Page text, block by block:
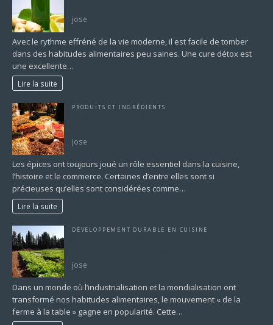
jose
Avec le rythme effréné de la vie moderne, il est facile de tomber
dans des habitudes alimentaires peu saines. Une cure détox est
une excellente…
Lire la suite
PRODUITS ET INGRÉDIENTS
jose
Les épices ont toujours joué un rôle essentiel dans la cuisine,
l’histoire et le commerce. Certaines d’entre elles sont si
précieuses qu’elles sont considérées comme…
Lire la suite
DÉVELOPPEMENT DURABLE EN CUISINE
jose
Dans un monde où l’industrialisation et la mondialisation ont
transformé nos habitudes alimentaires, le mouvement « de la
ferme à la table » gagne en popularité. Cette…